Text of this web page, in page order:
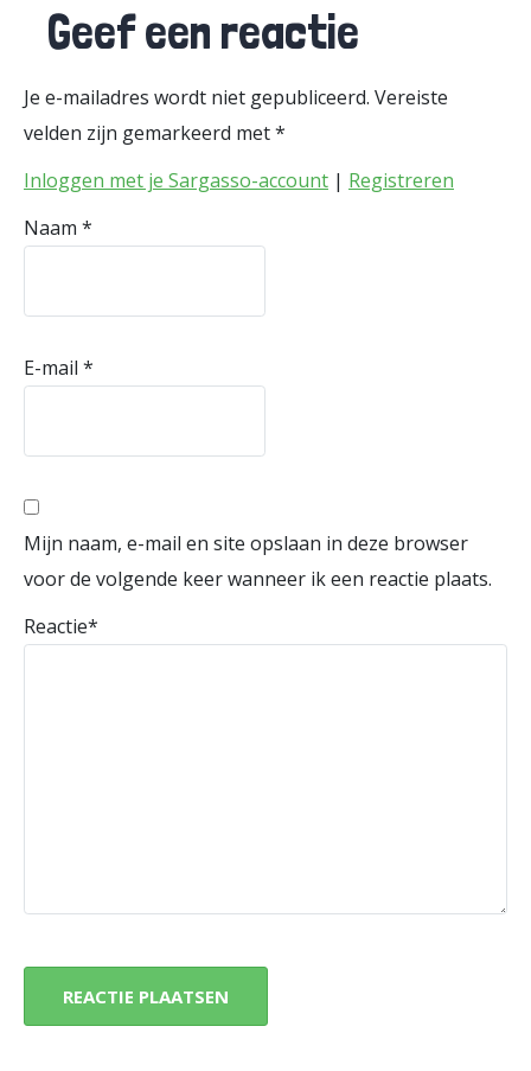
Geef een reactie
Je e-mailadres wordt niet gepubliceerd. Vereiste
velden zijn gemarkeerd met*
Inloggen met je Sargasso-account | Registreren
Naam *
E-mail *
Mijn naam, e-mail en site opslaan in deze browser
voor de volgende keer wanneer ik een reactie plaats.
Reactie*